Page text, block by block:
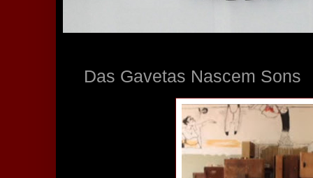
Das Gavetas Nascem Sons